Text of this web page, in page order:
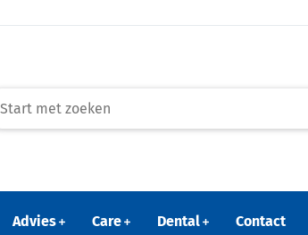
Advies Care Dental Contact